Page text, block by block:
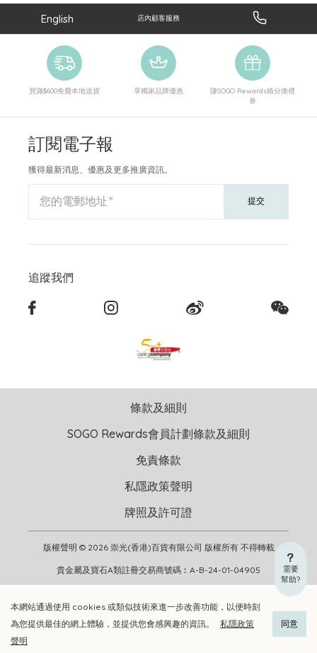
加入購物車 立即選購
本網站通過使用 cookies 或類似技術來進一步改善功能，以便時刻
為您提供最佳的網上體驗，並提供您會感興趣的資訊。
私隱政策
聲明
同意
需要
幫助?
English 店內顧客服務
買滿$600免費本地送貨 享獨家品牌優惠
賺SOGO Rewards積分換禮
券
訂閱電子報
獲得最新消息、優惠及更多推廣資訊。
您的電郵地址 提交
追蹤我們
版權聲明 © 2026 崇光(香港)百貨有限公司 版權所有 不得轉載
貴金屬及寶石A類註冊交易商號碼︰A-B-24-01-04905
條款及細則
SOGO Rewards會員計劃條款及細則
免責條款
私隱政策聲明
牌照及許可證